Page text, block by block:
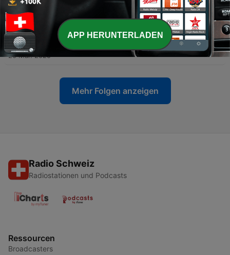
Деяния на апостолите 25 глава
20 Mär. 2025
67 - Деяния на апостолите 24 глава
20 Mär. 2025
Mehr Folgen anzeigen
Radio Schweiz
Radiostationen und Podcasts
Ressourcen
Broadcasters
APP HERUNTERLADEN